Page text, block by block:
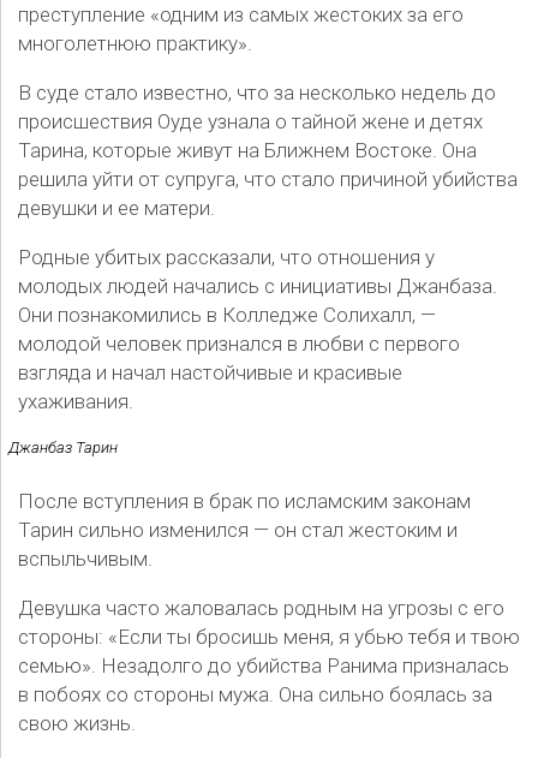
преступление «одним из самых жестоких за его
многолетнюю практику».
В суде стало известно, что за несколько недель до
происшествия Оуде узнала о тайной жене и детях
Тарина, которые живут на Ближнем Востоке. Она
решила уйти от супруга, что стало причиной убийства
девушки и ее матери.
Родные убитых рассказали, что отношения у
молодых людей начались с инициативы Джанбаза.
Они познакомились в Колледже Солихалл, —
молодой человек признался в любви с первого
взгляда и начал настойчивые и красивые
ухаживания.
Джанбаз Тарин
После вступления в брак по исламским законам
Тарин сильно изменился — он стал жестоким и
вспыльчивым.
Девушка часто жаловалась родным на угрозы с его
стороны: «Если ты бросишь меня, я убью тебя и твою
семью». Незадолго до убийства Ранима призналась
в побоях со стороны мужа. Она сильно боялась за
свою жизнь.